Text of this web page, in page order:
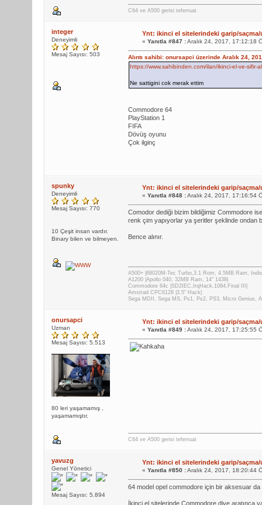
C64 ve A500 gerisi teferruat
integer
Deneyimli
Mesaj Sayısı: 503
Ynt: ikinci el sitelerindeki garip/
« Yanıtla #847 :Aralık 24, 2017, 17:12:18
Alıntı sahibi: onursapci üzerinde Aralık 24,
https://www.sahibinden.com/ilan/ikinci-el-ve-sifir-
Ne sattigini cok merak ettim
Commodore 64
PlayStation 1
FIFA
Dövüş oyunu
Çok ilginç
spunky
Deneyimli
Mesaj Sayısı: 770
10 Çeşit insan vardır.
Binary bilen ve bilmeyen.
Ynt: ikinci el sitelerindeki garip/
« Yanıtla #848 :Aralık 24, 2017, 17:16:54
Comodor dediği bizim bildiğimiz Commodore
renk çim yapıyorlar ya şeritler şeklinde ondan
Bence alınır.
A500+ |68020M-Tec Turbo,3.1 Rom, 4.5MB Ram,
A1200 |Apollo 040, 32MB Ram, 14" 1438|
Commodore 64c |SD2IEC,IrqHack,1084,Final III|
Amstrad CPC6128 |3.5" Hack|
Sega MDII, Sega MS, Ps1, Ps2, PS3, Micro Genius,
onursapci
Uzman
Mesaj Sayısı: 5.513
80 leri yaşamamış ,
yaşamamıştır.
Ynt: ikinci el sitelerindeki garip/
« Yanıtla #849 :Aralık 24, 2017, 17:25:55
C64 ve A500 gerisi teferruat
yavuzg
Genel Yönetici
Mesaj Sayısı: 5.894
Ynt: ikinci el sitelerindeki garip/
« Yanıtla #850 :Aralık 24, 2017, 18:20:44
64 model opel commodore için bir aksesuar
İkinci el sitelerinde Commodore diye aratınca